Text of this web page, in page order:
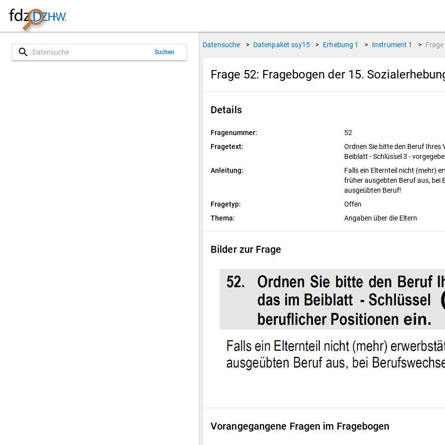
search Suchen
Datensuche > Datenpaket ssy15 > Erhebung 1 > Instrument 1 > Frage
Frage 52: Fragebogen der 15.
Details
Fragenummer:
52
Fragetext:
Ordnen Sie bitte den Beruf
Beiblatt - Schl üssel 3 -
Anleitung:
Falls ein Elternteil nicht (mehr)
früher ausgebten Beruf aus, bei
ausgeübten Beruf!
Fragetyp:
Offen
Thema:
Angaben über die Eltern
Bilder zur Frage
Vorangegangene Fragen im Fragebogen